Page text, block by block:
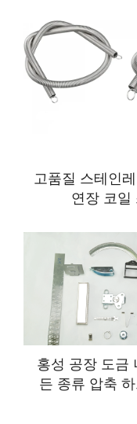
고품질 스테인
연장 코일
홍성 공장 도금
든 종류 압축